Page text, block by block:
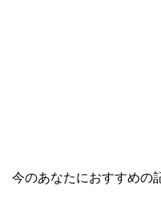
今のあなたにおすすめの